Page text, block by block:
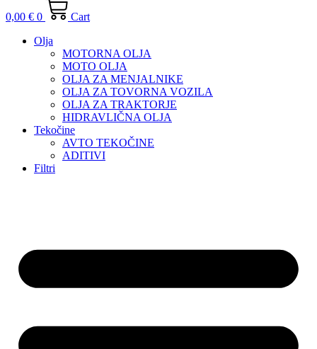
0,00 € 0
Cart
Olja
MOTORNA OLJA
MOTO OLJA
OLJA ZA MENJALNIKE
OLJA ZA TOVORNA VOZILA
OLJA ZA TRAKTORJE
HIDRAVLIČNA OLJA
Tekočine
AVTO TEKOČINE
ADITIVI
Filtri